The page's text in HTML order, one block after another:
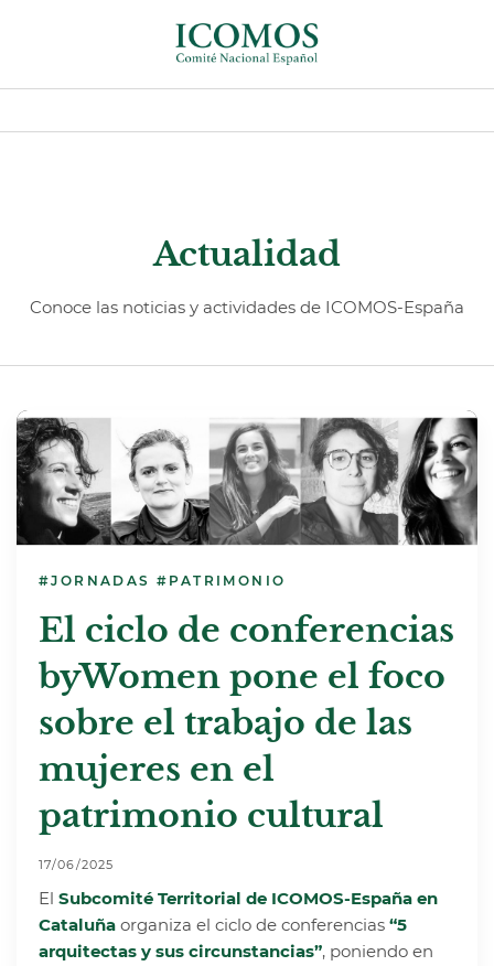
Actualidad
Conoce las noticias y actividades de ICOMOS-España
#JORNADAS #PATRIMONIO
El ciclo de conferencias
byWomen pone el foco
sobre el trabajo de las
mujeres en el
patrimonio cultural
17/06/2025
El Subcomité Territorial de ICOMOS-España en
Cataluña organiza el ciclo de conferencias “5
arquitectas y sus circunstancias”, poniendo en